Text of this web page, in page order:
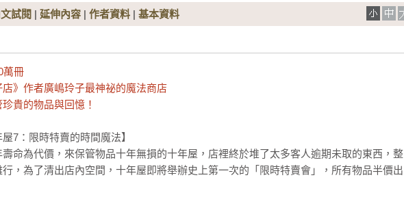
試閱 | 延伸內容 | 作者資料 | 基本資料
萬冊
店》作者廣嶋玲子最神祕的魔法商店
貴的物品與回憶！
屋7：限時特賣的時間魔法】
命為代價，來保管物品十年無損的十年屋，店裡終於堆了太多客人逾期未取的東西，整
行，為了清出店內空間，十年屋即將舉辦史上第一次的「限時特賣會」，所有物品半價出